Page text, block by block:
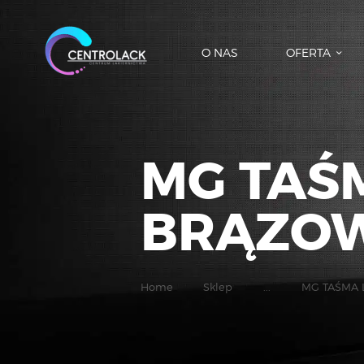
O NAS OFERTA
MG
Home Sklep ... MG TAŚMA